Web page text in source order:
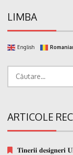
LIMBA
English
după:
ARTICOLE
𝐓𝐢𝐧𝐞𝐫𝐢𝐢 𝐝𝐞𝐬𝐢𝐠𝐧𝐞𝐫𝐢